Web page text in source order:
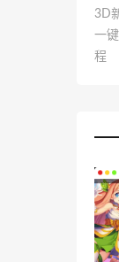
3D
一
程